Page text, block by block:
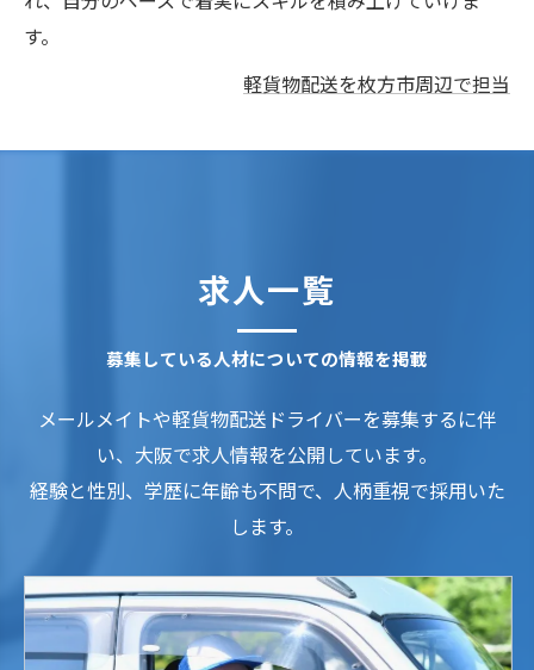
す。
軽貨物配送を枚方市周辺で担当
募集している人材についての情報を掲載
求人一覧
メールメイトや軽貨物配送ドライバーを募集するに伴
い、大阪で求人情報を公開しています。
経験と性別、学歴に年齢も不問で、人柄重視で採用いた
します。